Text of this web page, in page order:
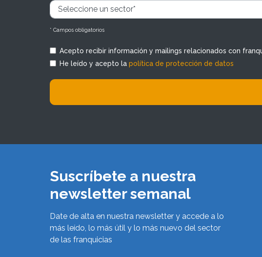
* Campos obligatorios
Acepto recibir información y mailings relacionados con
He leído y acepto la política de protección de datos
Suscríbete a nuestra
newsletter semanal
Date de alta en nuestra newsletter y accede a lo
más leído, lo más útil y lo más nuevo del sector
de las franquicias